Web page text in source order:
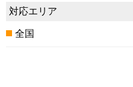
対応エリア
全国